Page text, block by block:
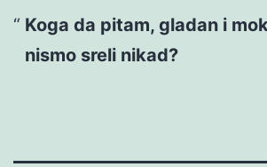
Koga da pitam, gladan i
nismo sreli nikad?